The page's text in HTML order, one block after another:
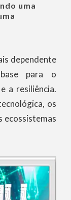
uma
dependente
para o
a resiliência.
os
ecossistemas